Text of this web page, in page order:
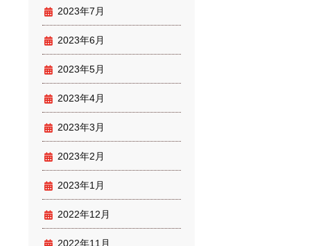
2023年7月
2023年6月
2023年5月
2023年4月
2023年3月
2023年2月
2023年1月
2022年12月
2022年11月